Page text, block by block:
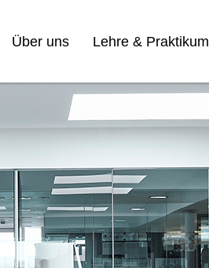
Über uns Lehre & Praktikum